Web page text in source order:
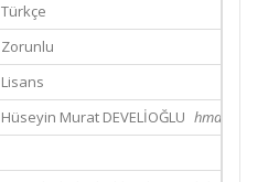
Türkçe
Zorunlu
Lisans
Hüseyin Murat DEVELİOĞLU